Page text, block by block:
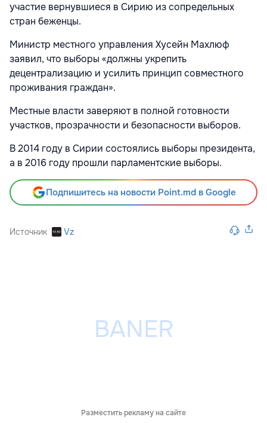
участие вернувшиеся в Сирию из сопредельных
стран беженцы.
Министр местного управления Хусейн Махлюф
заявил, что выборы «должны укрепить
децентрализацию и усилить принцип совместного
проживания граждан».
Местные власти заверяют в полной готовности
участков, прозрачности и безопасности выборов.
В 2014 году в Сирии состоялись выборы президента,
а в 2016 году прошли парламентские выборы.
Подпишитесь на новости Point.md в Google
Источник Vz
Разместить рекламу на сайте